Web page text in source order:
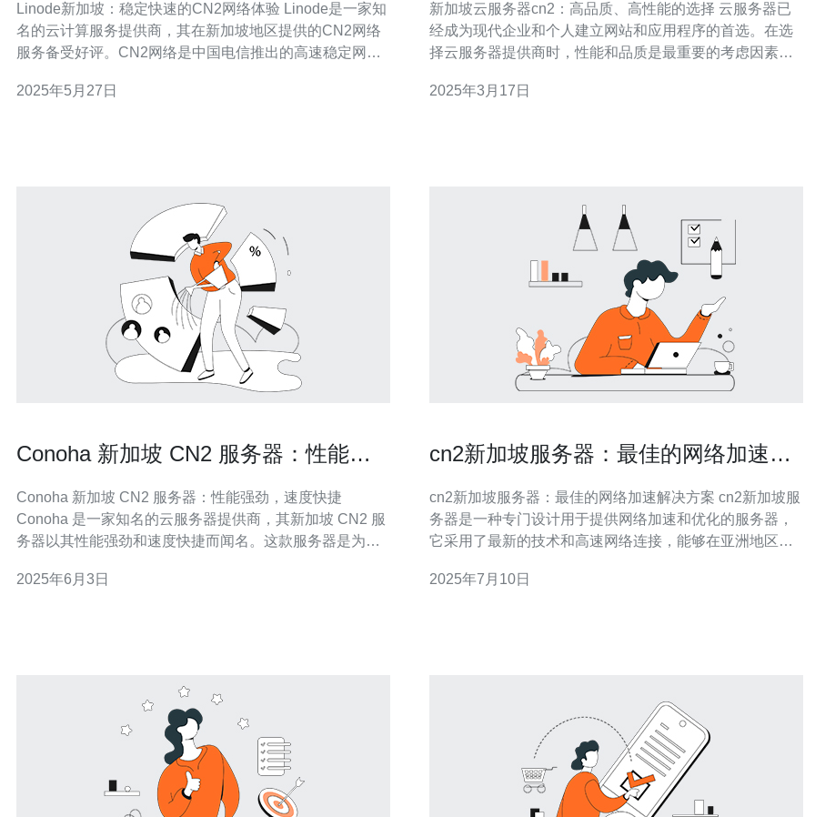
Linode新加坡：稳定快速的CN2网络体验 Linode是一家知
名的云计算服务提供商，其在新加坡地区提供的CN2网络
服务备受好评。CN2网络是中国电信推出的高速稳定网
验。在Linode新加坡的服务器上使用CN2网络，用户可以
2025年5月27日
新加坡云服务器cn2：高品质、高性能的选择 云服务器已
经成为现代企业和个人建立网站和应用程序的首选。在选
择云服务器提供商时，性能和品质是最重要的考虑因素之
高品质和高性能的服务。 云服务器cn2是指基于云计算技
2025年3月17日
Conoha 新加坡 CN2 服务器：性能强
Conoha 新加坡 CN2 服务器：性能强劲，速度快捷
Conoha 是一家知名的云服务器提供商，其新加坡 CN2 服
务器以其性能强劲和速度快捷而闻名。这款服务器是为用
坡 CN2 服务器采用先进的硬件设施和优化的网络架构，确
2025年6月3日
cn2新加坡服务器：最佳的网络加速解
cn2新加坡服务器：最佳的网络加速解决方案 cn2新加坡服
务器是一种专门设计用于提供网络加速和优化的服务器，
它采用了最新的技术和高速网络连接，能够在亚洲地区提
优势： 快速的网络连接：cn2网络是亚洲地区最快速的网
2025年7月10日